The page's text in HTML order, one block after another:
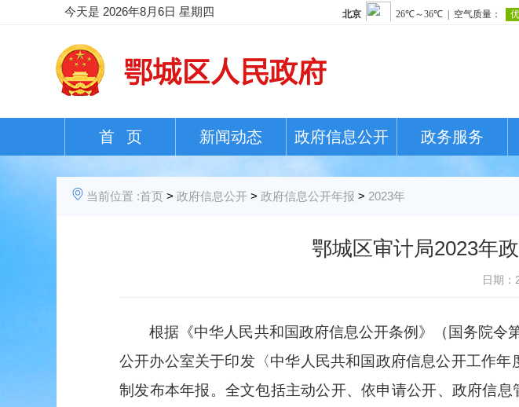
今天是 2026年8月6日 星期四
首 页 新闻动态 政府信息公开 政务服务
当前位置 :首页 > 政府信息公开 > 政府信息公开年报 > 2023年
鄂城区审计局2023年
日期
根据《中华人民共和国政府信息公开条例》（国务院令
公开办公室关于印发〈中华人民共和国政府信息公开工作
制发布本年报。全文包括主动公开、依申请公开、政府信